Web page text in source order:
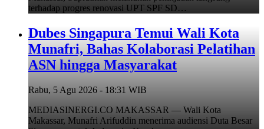
terhadap progres renovasi UPT SPF SD…
Dubes Singapura Temui Wali Kota
Munafri, Bahas Kolaborasi Pelatihan
ASN hingga Masyarakat
Rabu, 5 Agu 2026 - 18:31 WIB
MEDIASINERGI.CO MAKASSAR — Wali Kota
Makassar, Munafri Arifuddin menerima audiensi Duta Besar